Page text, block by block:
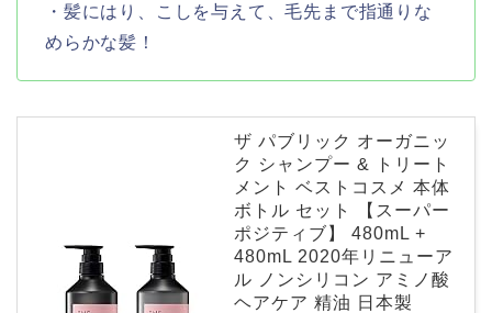
・髪にはり、こしを与えて、毛先まで指通りな
めらかな髪！
ザ パブリック オーガニッ
ク シャンプー & トリート
メント ベストコスメ 本体
ボトル セット 【スーパー
ポジティブ】 480mL +
480mL 2020年リニューア
ル ノンシリコン アミノ酸
ヘアケア 精油 日本製